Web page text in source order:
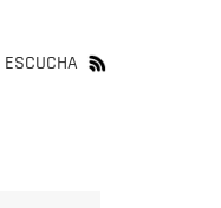
ESCUCHA